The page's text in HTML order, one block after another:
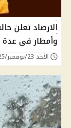
الارصاد تعلن
وأمطار فى
الأحد 23/نوفمبر/2025 - 10:53 ص